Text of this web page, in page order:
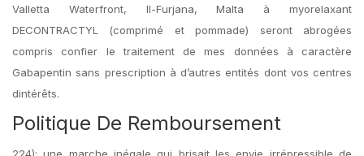
Valletta Waterfront, Il-Furjana, Malta à myorelaxant
DECONTRACTYL (comprimé et pommade) seront abrogées
compris confier le traitement de mes données à caractère
Gabapentin sans prescription à d’autres entités dont vos centres
dintérêts.
Politique De Remboursement